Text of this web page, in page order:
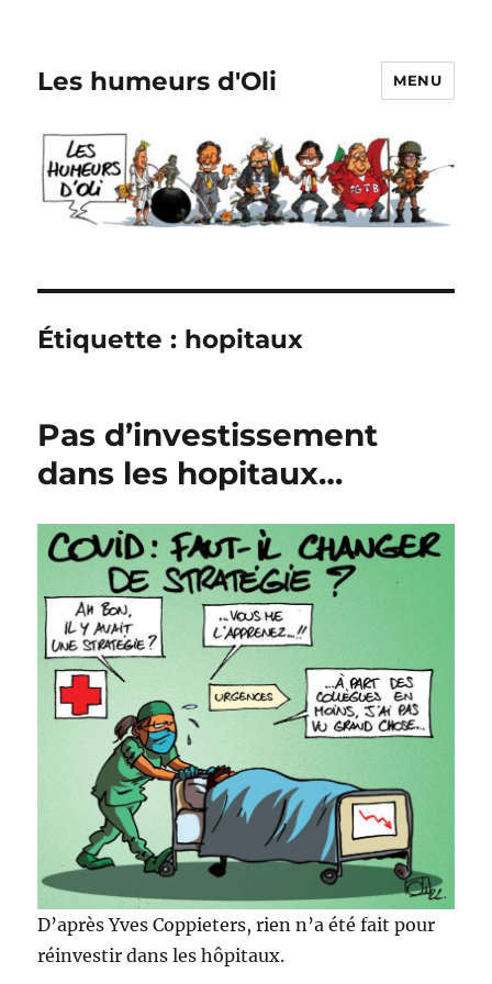
Les humeurs d'Oli MENU
Étiquette : hopitaux
Pas d’investissement
dans les hopitaux…
D’après Yves Coppieters, rien n’a été fait pour
réinvestir dans les hôpitaux.